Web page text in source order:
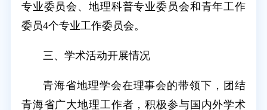
专业委员会、地理科普专业委员会和青年工作
委员4个专业工作委员会。
三、学术活动开展情况
青海省地理学会在理事会的带领下，团结
青海省广大地理工作者，积极参与国内外学术